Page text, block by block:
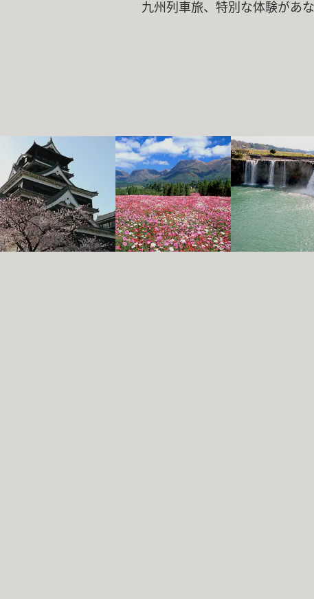
九州列車旅、特別な体験があ